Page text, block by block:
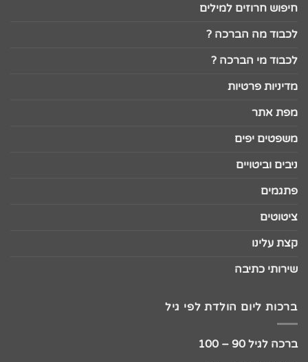
חיפוש חרוזים למילים
לכבוד מה הברכה ?
לכבוד מי הברכה ?
מדיניות פרטיות
מפת אתר
משפטים יפים
ניבים וביטויים
פתגמים
ציטוטים
קצת עלינו
שירותי כתיבה
ברכות ליום הולדת לפי גיל
ברכה לגיל 90 – 100